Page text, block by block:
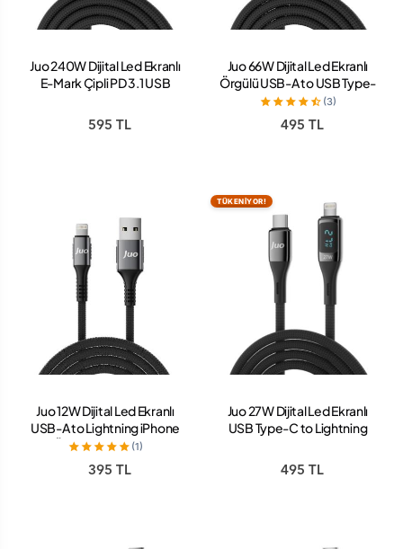
Juo 240W Dijital Led Ekranlı
E-Mark Çipli PD 3.1 USB
ve Data Kablosu 1 Metre
595 TL
Juo 66W Dijital Led Ekranlı
Örgülü USB-A to USB Type-
C Hızlı Şarj ve Data Kablosu 2
Metre
(3)
495 TL
Juo 12W Dijital Led Ekranlı
USB-A to Lightning iPhone
iPad Örgülü Hızlı Şarj ve Data
Kablosu 2 Metre
(1)
395 TL
TÜKENİYOR!
Juo 27W Dijital Led Ekranlı
USB Type-C to Lightning
Kablosu 1 Metre
495 TL